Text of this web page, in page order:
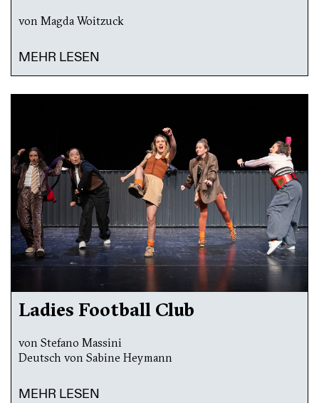
von Magda Woitzuck
MEHR LESEN
Ladies Football Club
von Stefano Massini
Deutsch von Sabine Heymann
MEHR LESEN